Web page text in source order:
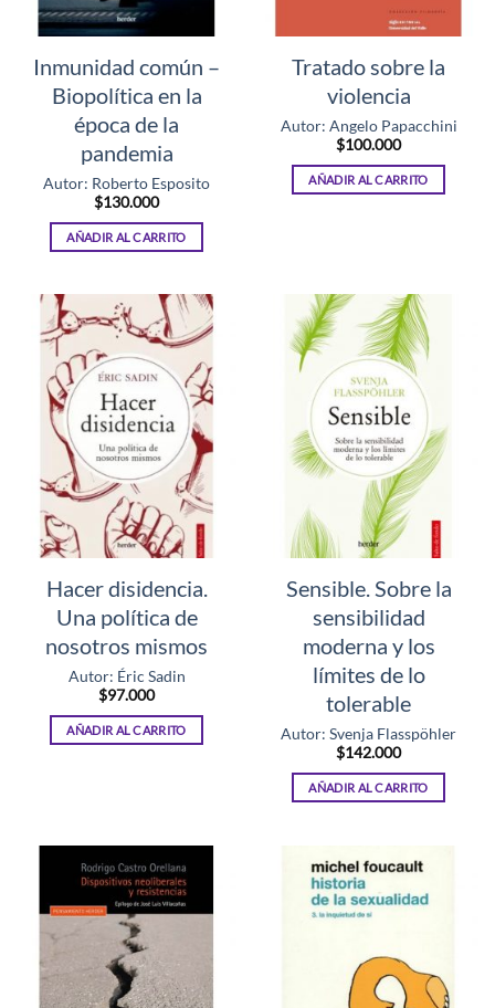
Inmunidad común –
Biopolítica en la
época de la
pandemia
Autor: Roberto Esposito
$130.000
AÑADIR AL CARRITO
Tratado sobre la
violencia
Autor: Angelo Papacchini
$100.000
AÑADIR AL CARRITO
Hacer disidencia.
Una política de
nosotros mismos
Autor: Éric Sadin
$97.000
AÑADIR AL CARRITO
Sensible. Sobre la
sensibilidad
moderna y los
límites de lo
tolerable
Autor: Svenja Flasspöhler
$142.000
AÑADIR AL CARRITO